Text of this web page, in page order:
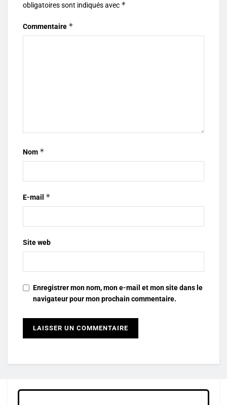
obligatoires sont indiqués avec *
Commentaire *
Nom *
E-mail *
Site web
Enregistrer mon nom, mon e-mail et mon site dans le
navigateur pour mon prochain commentaire.